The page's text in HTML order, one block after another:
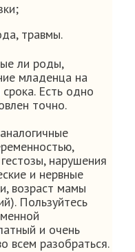
травмы.
ли роды,
младенца на
Есть одно
точно.
нарушения
и нервные
возраст мамы
Пользуйтесь
и очень
всем разобраться.